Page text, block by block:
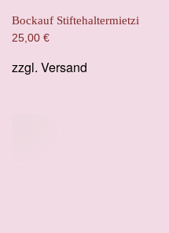
Bockauf Stiftehaltermietzi
25,00 €
zzgl. Versand